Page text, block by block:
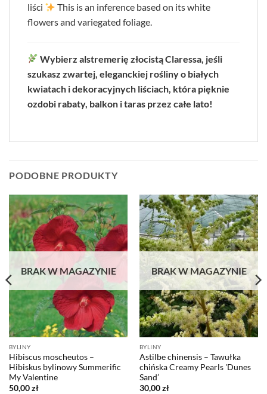
liści
This is an inference based on its white
flowers and variegated foliage.
Wybierz alstremerię złocistą Claressa, jeśli
szukasz zwartej, eleganckiej rośliny o białych
kwiatach i dekoracyjnych liściach, która pięknie
ozdobi rabaty, balkon i taras przez całe lato!
PODOBNE PRODUKTY
BRAK W MAGAZYNIE
BYLINY
Hibiscus moscheutos –
Hibiskus bylinowy Summerific
My Valentine
50,00zł
BRAK W MAGAZYNIE
BYLINY
Astilbe chinensis – Tawułka
chińska Creamy Pearls 'Dunes
Sand’
30,00zł